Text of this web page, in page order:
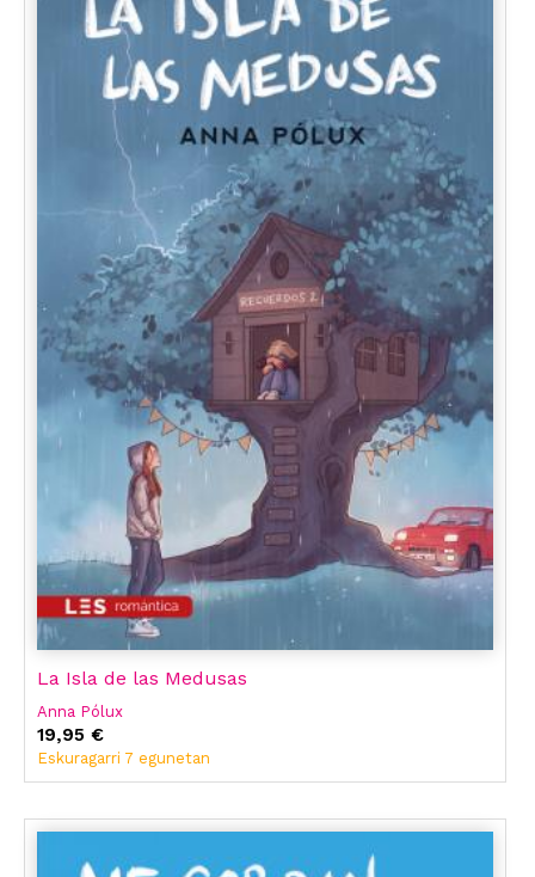
La Isla de las Medusas
Anna Pólux
19,95 €
Eskuragarri 7 egunetan